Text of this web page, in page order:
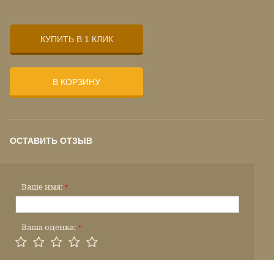
КУПИТЬ В 1 КЛИК
В КОРЗИНУ
ОСТАВИТЬ ОТЗЫВ
Ваше имя: *
Ваша оценка: *